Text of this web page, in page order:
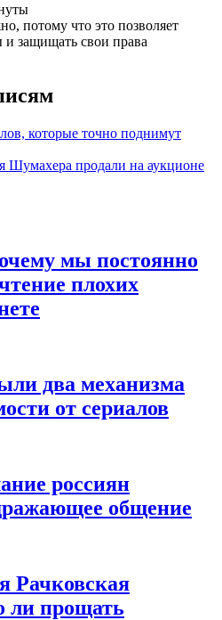
потому что это позволяет
и защищать свои права
которые точно поднимут
Шумахера продали на аукционе
мы постоянно
плохих
два механизма
от сериалов
россиян
общение
Рачковская
ли прощать